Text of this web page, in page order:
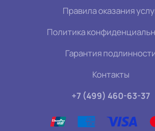
Правила оказания
Политика
Гарантия
Контакты
+7 (499) 460-63-37